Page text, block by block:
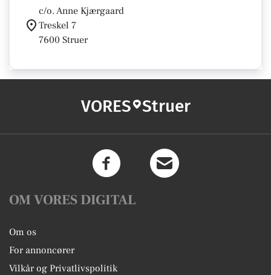
c/o. Anne Kjærgaard
Treskel 7
7600 Struer
VORES Struer
OM VORES DIGITAL
Om os
For annoncører
Vilkår og Privatlivspolitik